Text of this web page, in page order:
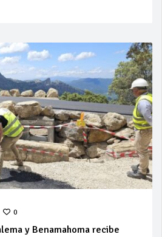
0
y Benamahoma recibe